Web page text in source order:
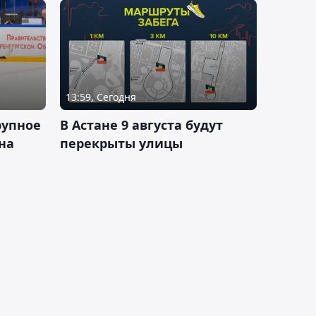
13:59, Сегодня
В Астане 9 августа будут
перекрыты улицы